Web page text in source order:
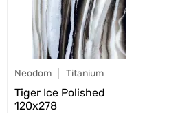
Neodom Titanium
Tiger Ice Polished
120x278